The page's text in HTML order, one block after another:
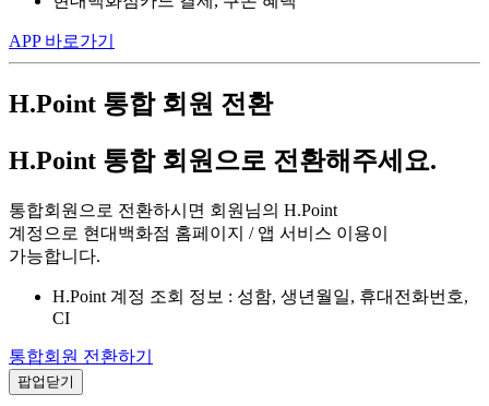
APP 바로가기
H.Point 통합 회원 전환
H.Point 통합 회원으로 전환해주세요.
통합회원으로 전환하시면 회원님의 H.Point
계정으로 현대백화점 홈페이지 / 앱 서비스 이용이
가능합니다.
H.Point 계정 조회 정보 : 성함, 생년월일, 휴대전화번호,
CI
통합회원 전환하기
팝업닫기